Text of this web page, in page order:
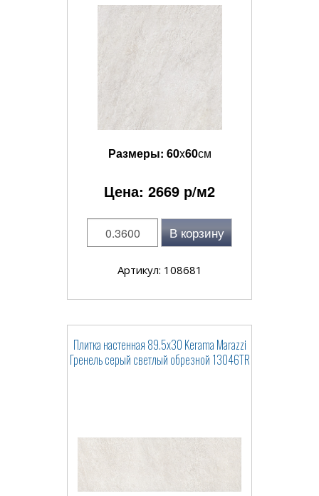
Размеры: 60x60см
Цена: 2669 р/м2
В корзину
Артикул: 108681
Плитка настенная 89.5x30 Kerama Marazzi
Гренель серый светлый обрезной 13046TR